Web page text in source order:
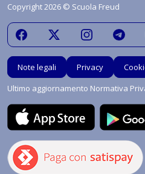
Copyright 2026 © Scuola Freud
Note legali Privacy
Ultimo aggiornamento Normativa